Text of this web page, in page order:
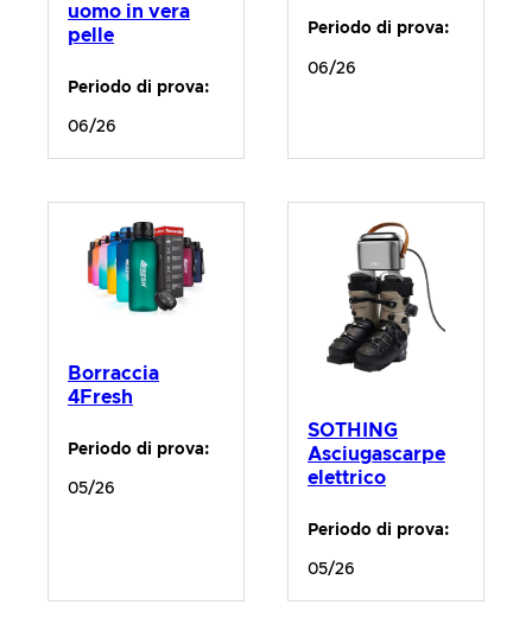
uomo in vera
pelle
Periodo di prova:
06/26
Periodo di prova:
06/26
Borraccia
4Fresh
Periodo di prova:
05/26
SOTHING
Asciugascarpe
elettrico
Periodo di prova:
05/26